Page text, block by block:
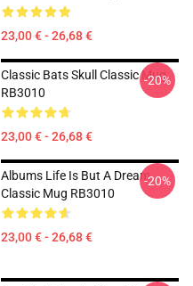
23,00 € - 26,68 €
Classic Bats Skull Classic Mug
RB3010
23,00 € - 26,68 €
-20%
Albums Life Is But A Dream
Classic Mug RB3010
23,00 € - 26,68 €
-20%